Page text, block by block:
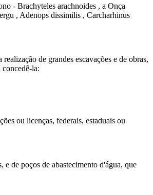
- Brachyteles arachnoides , a Onça
, Adenops dissimilis , Carcharhinus
de grandes escavações e de obras,
la:
ou licenças, federais, estaduais ou
e de poços de abastecimento d'água, que